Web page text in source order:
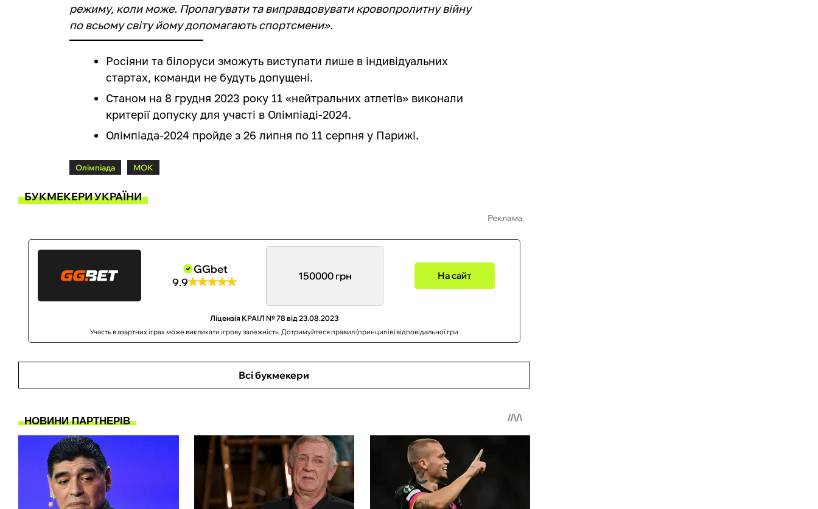
режиму, коли може. Пропагувати та виправдовувати кровопролитну війну
по всьому світу йому допомагають спортсмени».
Росіяни та білоруси зможуть виступати лише в індивідуальних
стартах, команди не будуть допущені.
Станом на 8 грудня 2023 року 11 «нейтральних атлетів» виконали
критерії допуску для участі в Олімпіаді-2024.
Олімпіада-2024 пройде з 26 липня по 11 серпня у Парижі.
Олімпіада МОК
БУКМЕКЕРИ УКРАЇНИ
Реклама
GGbet
9.9
150000 грн На сайт
Ліцензія КРАІЛ № 78 від 23.08.2023
Участь в азартних іграх може викликати ігрову залежність. Дотримуйтеся правил (принципів) відповідальної гри
Всі букмекери